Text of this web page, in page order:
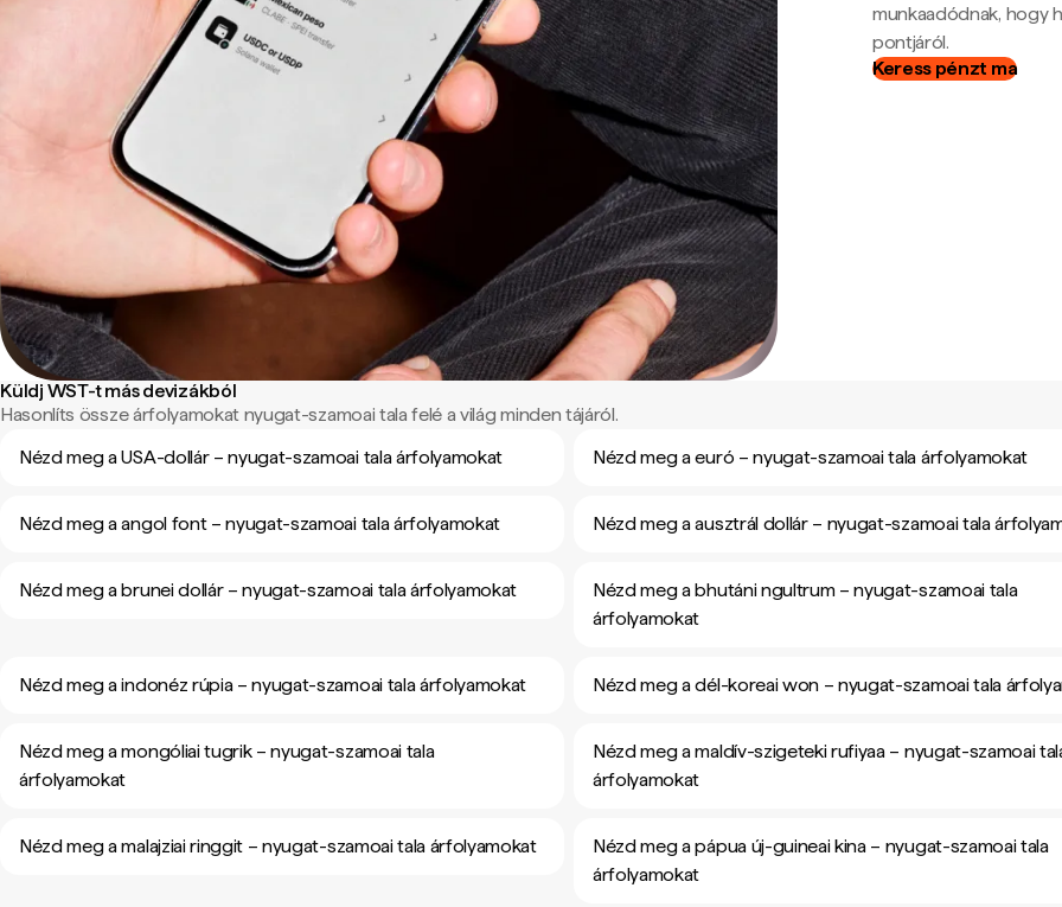
munkaadódnak, hogy
pontjáról.
Keress pénzt ma
Küldj WST-t más devizákból
Hasonlíts össze árfolyamokat nyugat-szamoai tala felé a világ minden tájáról.
Nézd meg a USA-dollár – nyugat-szamoai tala árfolyamokat
Nézd meg a euró – nyugat-szamoai tala árfolyamokat
Nézd meg a angol font – nyugat-szamoai tala árfolyamokat Nézd meg a ausztrál dollár – nyugat-szamoai tala
Nézd meg a brunei dollár – nyugat-szamoai tala árfolyamokat
Nézd meg a bhutáni ngultrum – nyugat-szamoai tala
árfolyamokat
Nézd meg a indonéz rúpia – nyugat-szamoai tala árfolyamokat Nézd meg a dél-koreai won – nyugat-szamoai tala
Nézd meg a mongóliai tugrik – nyugat-szamoai tala
árfolyamokat
Nézd meg a maldív-szigeteki rufiyaa – nyugat-szamoai
árfolyamokat
Nézd meg a malajziai ringgit – nyugat-szamoai tala árfolyamokat
Nézd meg a pápua új-guineai kina – nyugat-szamoai tala
árfolyamokat